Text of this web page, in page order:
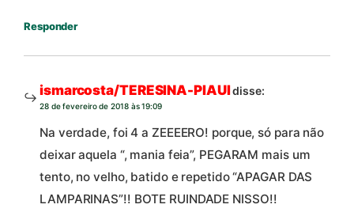
Responder
ismarcosta/TERESINA-PIAUIdisse:
28 de fevereiro de 2018 às 19:09
Na verdade, foi 4 a ZEEEERO! porque, só para não
deixar aquela “, mania feia”, PEGARAM mais um
tento, no velho, batido e repetido “APAGAR DAS
LAMPARINAS”!! BOTE RUINDADE NISSO!!